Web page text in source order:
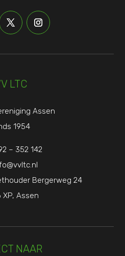
LTC
Assen
1954
– 352 142
Bergerweg 24
XP, Assen
NAAR